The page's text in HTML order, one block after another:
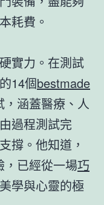
耗費。
實力。在測試
14個bestmade
，涵蓋醫療、人
過程測試完
撐。他知道，
，已經從一場巧
學與心靈的極